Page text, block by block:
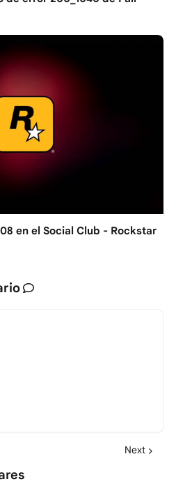
en el Social Club - Rockstar
Next